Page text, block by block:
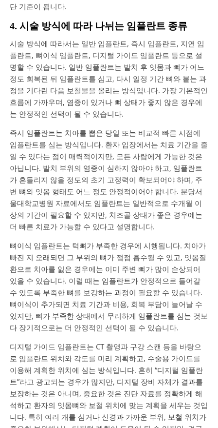
단 기준이 됩니다.
4. 시술 방식에 따라 나뉘는 임플란트 종류
시술 방식에 따라서는 일반 임플란트, 즉시 임플란트, 지연 임
플란트, 뼈이식 임플란트, 디지털 가이드 임플란트 등으로 설
명할 수 있습니다. 일반 임플란트는 발치 후 잇몸과 뼈가 어느
정도 회복된 뒤 임플란트를 심고, 다시 일정 기간 뼈와 붙는 과
정을 기다린 다음 보철물을 올리는 방식입니다. 가장 기본적인
흐름에 가까우며, 염증이 있거나 뼈 상태가 좋지 않은 경우에
는 안정적인 선택이 될 수 있습니다.
즉시 임플란트는 치아를 뽑은 당일 또는 비교적 빠른 시점에
임플란트를 심는 방식입니다. 환자 입장에서는 치료 기간을 줄
일 수 있다는 점이 매력적이지만, 모든 사람에게 가능한 것은
아닙니다. 발치 부위의 염증이 심하지 않아야 하고, 임플란트
가 흔들리지 않을 정도의 초기 고정력이 확보되어야 하며, 주
변 뼈와 잇몸 형태도 어느 정도 안정적이어야 합니다. 분당서
울대학교병원 자료에서도 임플란트는 일반적으로 수개월 이
상의 기간이 필요할 수 있지만, 치조골 상태가 좋은 경우에는
더 빠른 치료가 가능할 수 있다고 설명합니다.
뼈이식 임플란트는 턱뼈가 부족한 경우에 시행됩니다. 치아가
빠진 지 오래되면 그 부위의 뼈가 점점 흡수될 수 있고, 잇몸질
환으로 치아를 잃은 경우에는 이미 주변 뼈가 많이 손상되어
있을 수 있습니다. 이럴 때는 임플란트가 안정적으로 들어갈
수 있도록 부족한 뼈를 보강하는 과정이 필요할 수 있습니다.
뼈이식이 추가되면 치료 기간과 비용, 회복 부담이 늘어날 수
있지만, 뼈가 부족한 상태에서 무리하게 임플란트를 심는 것보
다 장기적으로는 더 안정적인 선택이 될 수 있습니다.
디지털 가이드 임플란트는 CT 촬영과 구강 스캔 등을 바탕으
로 임플란트 위치와 각도를 미리 계획하고, 수술용 가이드를
이용해 계획한 위치에 심는 방식입니다. 흔히 “디지털 임플란
트”라고 광고되는 경우가 많지만, 디지털 장비 자체가 결과를
보장하는 것은 아니며, 중요한 것은 진단 자료를 정확하게 해
석하고 환자의 잇몸뼈와 보철 위치에 맞는 계획을 세우는 것입
니다. 특히 여러 개를 심거나 신경과 가까운 부위, 보철 위치가